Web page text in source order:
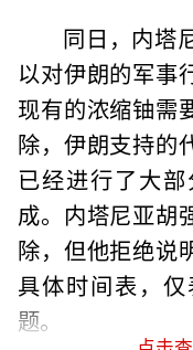
同日，内塔
以对伊朗的军事
现有的浓缩铀需
除，伊朗支持的
已经进行了大
成。内塔尼亚胡
除，但他拒绝说
具体时间表，
题。